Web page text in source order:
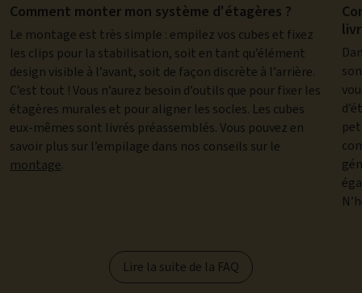
Comment monter mon système d'étagères ?
Le montage est très simple : empilez vos cubes et fixez
les clips pour la stabilisation, soit en tant qu’élément
design visible à l’avant, soit de façon discrète à l’arrière.
C’est tout ! Vous n’aurez besoin d’outils que pour fixer les
étagères murales et pour aligner les socles. Les cubes
eux-mêmes sont livrés préassemblés. Vous pouvez en
savoir plus sur l’empilage dans nos conseils sur le
montage.
Lire la suite de la FAQ